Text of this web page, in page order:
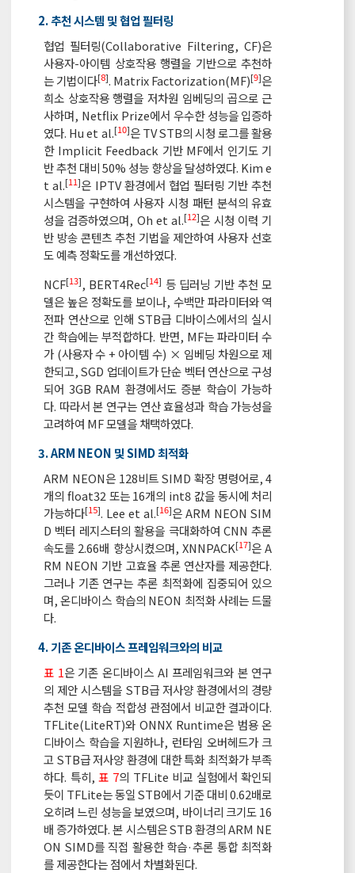
2. 추천 시스템 및 협업 필터링
협업 필터링(Collaborative Filtering, CF)은
사용자-아이템 상호작용 행렬을 기반으로 추천하
는 기법이다[8]. Matrix Factorization(MF)[9]은
희소 상호작용 행렬을 저차원 임베딩의 곱으로 근
사하며, Netflix Prize에서 우수한 성능을 입증하
였다. Hu et al.[10]은 TV STB의 시청 로그를 활용
한 Implicit Feedback 기반 MF에서 인기도 기
반 추천 대비 50% 성능 향상을 달성하였다. Kim e
t al.[11]은 IPTV 환경에서 협업 필터링 기반 추천
시스템을 구현하여 사용자 시청 패턴 분석의 유효
성을 검증하였으며, Oh et al.[12]은 시청 이력 기
반 방송 콘텐츠 추천 기법을 제안하여 사용자 선호
도 예측 정확도를 개선하였다.
NCF[13], BERT4Rec[14] 등 딥러닝 기반 추천 모
델은 높은 정확도를 보이나, 수백만 파라미터와 역
전파 연산으로 인해 STB급 디바이스에서의 실시
간 학습에는 부적합하다. 반면, MF는 파라미터 수
가 (사용자 수 + 아이템 수) × 임베딩 차원으로 제
한되고, SGD 업데이트가 단순 벡터 연산으로 구성
되어 3GB RAM 환경에서도 증분 학습이 가능하
다. 따라서 본 연구는 연산 효율성과 학습 가능성을
고려하여 MF 모델을 채택하였다.
3. ARM NEON 및 SIMD 최적화
ARM NEON은 128비트 SIMD 확장 명령어로, 4
개의 float32 또는 16개의 int8 값을 동시에 처리
가능하다[15]. Lee et al.[16]은 ARM NEON SIM
D 벡터 레지스터의 활용을 극대화하여 CNN 추론
속도를 2.66배 향상시켰으며, XNNPACK[17]은 A
RM NEON 기반 고효율 추론 연산자를 제공한다.
그러나 기존 연구는 추론 최적화에 집중되어 있으
며, 온디바이스 학습의 NEON 최적화 사례는 드물
다.
4. 기존 온디바이스 프레임워크와의 비교
표 1은 기존 온디바이스 AI 프레임워크와 본 연구
의 제안 시스템을 STB급 저사양 환경에서의 경량
추천 모델 학습 적합성 관점에서 비교한 결과이다.
TFLite(LiteRT)와 ONNX Runtime은 범용 온
디바이스 학습을 지원하나, 런타임 오버헤드가 크
고 STB급 저사양 환경에 대한 특화 최적화가 부족
하다. 특히,표 7의 TFLite 비교 실험에서 확인되
듯이 TFLite는 동일 STB에서 기준 대비 0.62배로
오히려 느린 성능을 보였으며, 바이너리 크기도 16
배 증가하였다. 본 시스템은 STB 환경의 ARM NE
ON SIMD를 직접 활용한 학습·추론 통합 최적화
를 제공한다는 점에서 차별화된다.